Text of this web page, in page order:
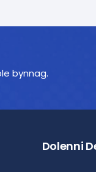
bynnag.
Dolenni